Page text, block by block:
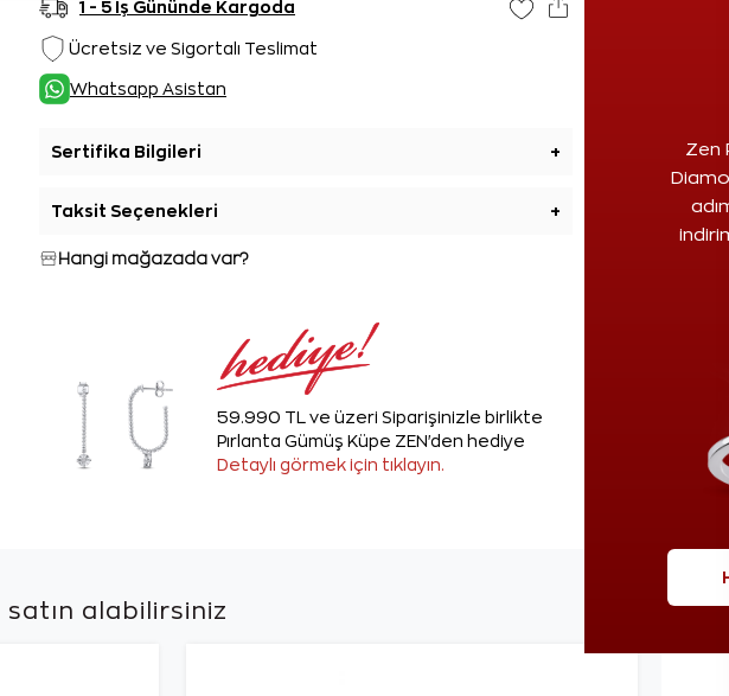
Zen
1 - 5 İş Gününde Kargoda
Ücretsiz ve Sigortalı Teslimat
Whatsapp Asistan
Sertifika Bilgileri +
Taksit Seçenekleri +
Hangi mağazada var?
59.990 TL ve üzeri Siparişinizle birlikte
Pırlanta Gümüş Küpe ZEN'den hediye
Detaylı görmek için tıklayın.
satın alabilirsiniz